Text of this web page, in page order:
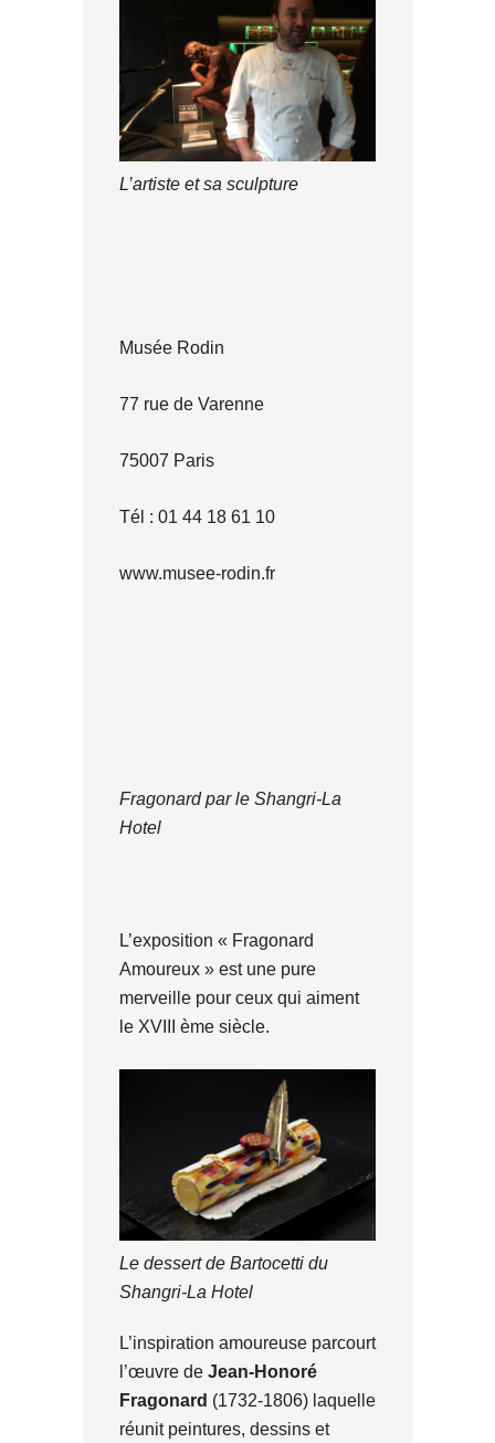
L’artiste et sa sculpture
Musée Rodin
77 rue de Varenne
75007 Paris
Tél : 01 44 18 61 10
www.musee-rodin.fr
Fragonard par le Shangri-La
Hotel
L’exposition « Fragonard
Amoureux » est une pure
merveille pour ceux qui aiment
le XVIII ème siècle.
Le dessert de Bartocetti du
Shangri-La Hotel
L’inspiration amoureuse parcourt
l’œuvre de Jean-Honoré
Fragonard (1732-1806) laquelle
réunit peintures, dessins et